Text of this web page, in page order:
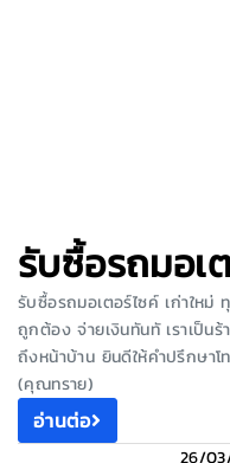
รับซื้อรถมอเ
รับซื้อรถมอเตอร์ไซค์ เก่าให
ถูกต้อง จ่ายเงินทันทั เราเป็น
ถึงหน้าบ้าน ยินดีให้คำปรึกษาโ
(คุณทราย)
อ่านต่อ
26/